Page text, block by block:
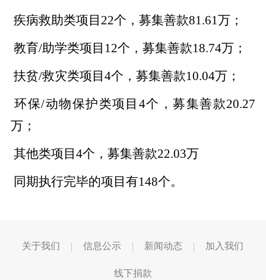
疾病救助类项目22个，募集善款81.61万；
教育/助学类项目12个，募集善款18.74万；
扶贫/救灾类项目4个，募集善款10.04万；
环保/动物保护类项目4个，募集善款20.27
万；
其他类项目4个，募集善款22.03万
同期执行完毕的项目有148个。
关于我们 信息公示 新闻动态 加入我们
线下捐款